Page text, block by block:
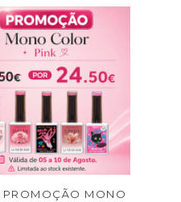
PROMOÇÃO MONO